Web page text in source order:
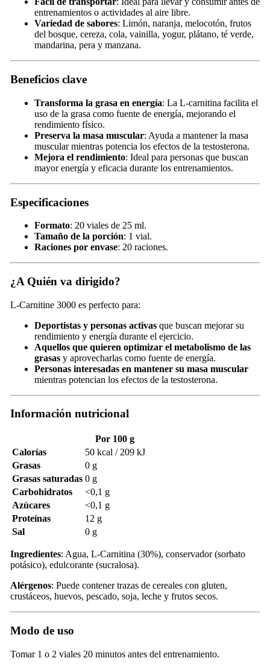
entrenamientos o actividades al aire libre.
Variedad de sabores: Limón, naranja, melocotón, frutos
del bosque, cereza, cola, vainilla, yogur, plátano, té verde,
mandarina, pera y manzana.
Beneficios clave
Transforma la grasa en energía: La L-carnitina facilita el
uso de la grasa como fuente de energía, mejorando el
rendimiento físico.
Preserva la masa muscular: Ayuda a mantener la masa
muscular mientras potencia los efectos de la testosterona.
Mejora el rendimiento: Ideal para personas que buscan
mayor energía y eficacia durante los entrenamientos.
Especificaciones
Formato: 20 viales de 25 ml.
Tamaño de la porción: 1 vial.
Raciones por envase: 20 raciones.
¿A Quién va dirigido?
L-Carnitine 3000 es perfecto para:
Deportistas y personas activasque buscan mejorar su
rendimiento y energía durante el ejercicio.
Aquellos que quieren optimizar el metabolismo de las
grasasy aprovecharlas como fuente de energía.
Personas interesadas en mantener su masa muscular
mientras potencian los efectos de la testosterona.
Información nutricional
Por 100 g
Calorías
50 kcal / 209 kJ
Grasas
0 g
Grasas saturadas 0 g
Carbohidratos
<0,1 g
Azúcares
<0,1 g
Proteínas
12 g
Sal
0 g
Ingredientes: Agua, L-Carnitina (30%), conservador (sorbato
potásico), edulcorante (sucralosa).
Alérgenos: Puede contener trazas de cereales con gluten,
crustáceos, huevos, pescado, soja, leche y frutos secos.
Modo de uso
Tomar 1 o 2 viales 20 minutos antes del entrenamiento.